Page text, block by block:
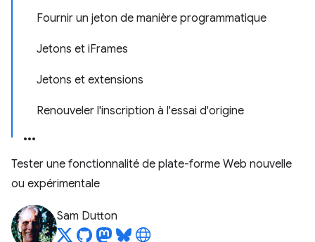
Fournir un jeton de manière programmatique
Jetons et iFrames
Jetons et extensions
Renouveler l'inscription à l'essai d'origine
Tester une fonctionnalité de plate-forme Web nouvelle
ou expérimentale
Sam Dutton